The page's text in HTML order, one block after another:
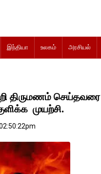
இந்தியா உலகம் அரசியல்
திருமணம்
முயற்சி.